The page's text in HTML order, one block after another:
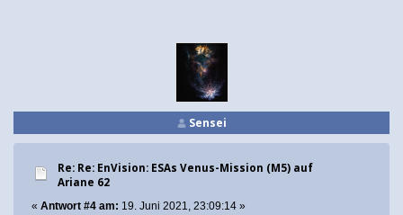
Sensei
Re: Re: EnVision: ESAs Venus-Mission (M5) auf
Ariane 62
« Antwort #4 am: 19. Juni 2021, 23:09:14 »